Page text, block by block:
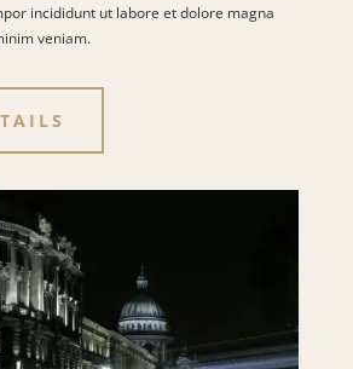
incididunt ut labore et dolore magna
veniam.